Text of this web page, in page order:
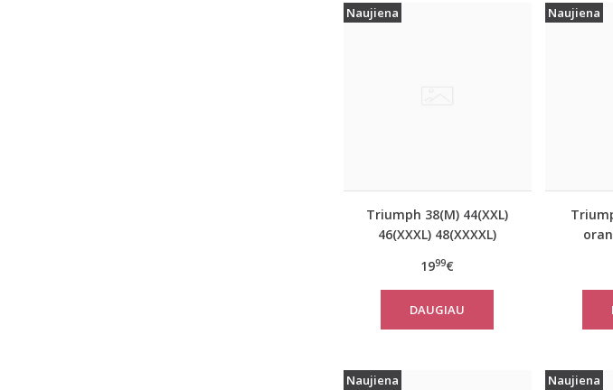
Naujiena
Triumph 38(M) 44(XXL)
46(XXXL) 48(XXXXL)
marškinėliai Be Pure
Shirt 02
1999€
DAUGIAU
Naujiena
move
Naujiena Naujiena